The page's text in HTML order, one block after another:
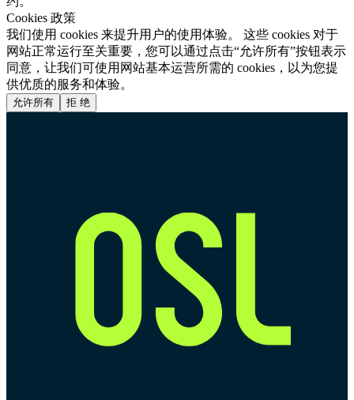
Cookies 政策
我们使用 cookies 来提升用户的使用体验。 这些 cookies 对于
网站正常运行至关重要，您可以通过点击“允许所有”按钮表示
同意，让我们可使用网站基本运营所需的 cookies，以为您提
供优质的服务和体验。
允许所有 拒 绝